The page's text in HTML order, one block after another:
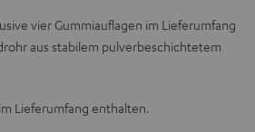
vier Gummiauflagen im Lieferumfang
aus stabilem pulverbeschichtetem
im Lieferumfang enthalten.